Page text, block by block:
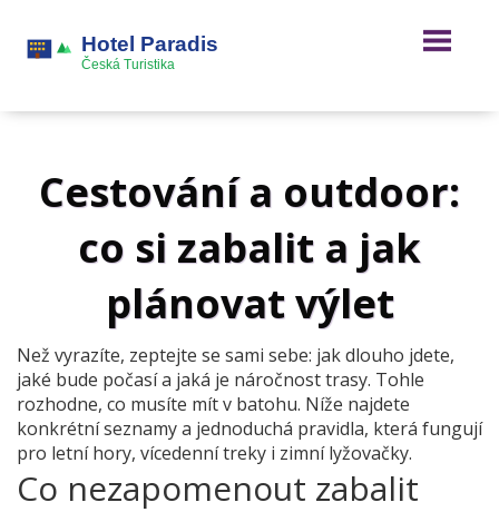
Cestování a outdoor:
co si zabalit a jak
plánovat výlet
Než vyrazíte, zeptejte se sami sebe: jak dlouho jdete,
jaké bude počasí a jaká je náročnost trasy. Tohle
rozhodne, co musíte mít v batohu. Níže najdete
konkrétní seznamy a jednoduchá pravidla, která fungují
pro letní hory, vícedenní treky i zimní lyžovačky.
Co nezapomenout zabalit